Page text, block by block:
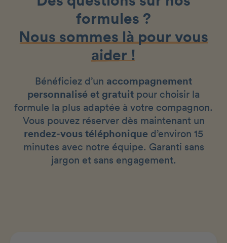
formules ?
Nous sommes là pour vous
aider !
Bénéficiez d’un accompagnement
personnalisé et gratuit pour choisir la
formule la plus adaptée à votre compagnon.
Vous pouvez réserver dès maintenant un
rendez-vous téléphonique d’environ 15
minutes avec notre équipe. Garanti sans
jargon et sans engagement.